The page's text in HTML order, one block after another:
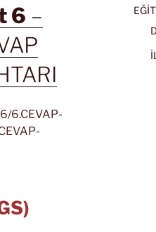
6 –
6.CEVAP-